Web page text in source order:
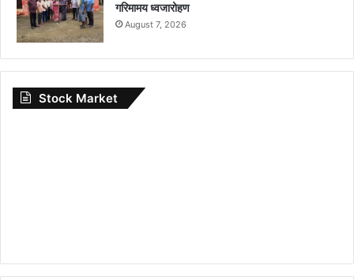
गरिमामय ध्वजारोहण
August 7, 2026
Stock Market